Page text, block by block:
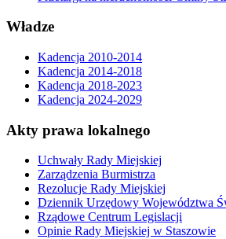
Władze
Kadencja 2010-2014
Kadencja 2014-2018
Kadencja 2018-2023
Kadencja 2024-2029
Akty prawa lokalnego
Uchwały Rady Miejskiej
Zarządzenia Burmistrza
Rezolucje Rady Miejskiej
Dziennik Urzędowy Województwa
Rządowe Centrum Legislacji
Opinie Rady Miejskiej w Staszowie